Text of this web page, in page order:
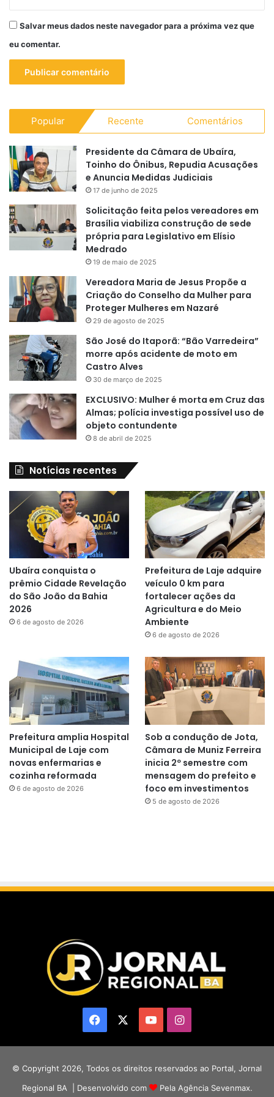
Salvar meus dados neste navegador para a próxima vez que
eu comentar.
Popular Recente Comentários
Presidente da Câmara de Ubaíra,
Toinho do Ônibus, Repudia Acusações
e Anuncia Medidas Judiciais
17 de junho de 2025
Solicitação feita pelos vereadores em
Brasília viabiliza construção de sede
própria para Legislativo em Elísio
Medrado
19 de maio de 2025
Vereadora Maria de Jesus Propõe a
Criação do Conselho da Mulher para
Proteger Mulheres em Nazaré
29 de agosto de 2025
São José do Itaporã: “Bão Varredeira”
morre após acidente de moto em
Castro Alves
30 de março de 2025
EXCLUSIVO: Mulher é morta em Cruz das
Almas; polícia investiga possível uso de
objeto contundente
8 de abril de 2025
Notícias recentes
Ubaíra conquista o
prêmio Cidade Revelação
do São João da Bahia
2026
6 de agosto de 2026
Prefeitura de Laje adquire
veículo 0 km para
fortalecer ações da
Agricultura e do Meio
Ambiente
6 de agosto de 2026
Prefeitura amplia Hospital
Municipal de Laje com
novas enfermarias e
cozinha reformada
6 de agosto de 2026
Sob a condução de Jota,
Câmara de Muniz Ferreira
inicia 2º semestre com
mensagem do prefeito e
foco em investimentos
5 de agosto de 2026
Facebook YouTubeInstagram
© Copyright 2026, Todos os direitos reservados ao Portal, Jornal
Regional BA | Desenvolvido com
Pela Agência Sevenmax.